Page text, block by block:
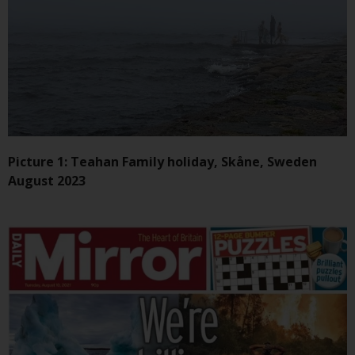
dürfen in der Schweiz nur
von Artikel 10 Absatz 1
angeboten werden. 3 und Abs.
3ter KAG („Qualifizierte Anleger“).
verwalteten Fonds in der Schweiz
ist FIRST INDEPENDENT FUND
SERVICES LTD, Feldeggstrasse 12,
CH-8008 Zürich. Zahlstelle der von
Redwheel verwalteten Fonds in
der Schweiz ist die Helvetische
Bank AG, Seefeldstrasse 215, CH-
Picture 1: Teahan Family holiday, Skåne, Sweden
August 2023